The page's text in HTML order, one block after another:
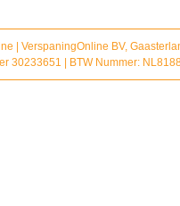
| VerspaningOnline BV,
30233651 | BTW Nummer: